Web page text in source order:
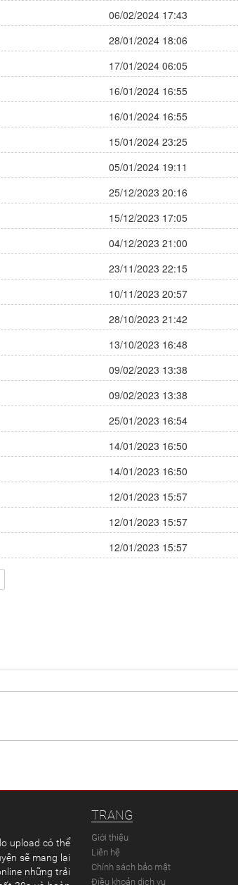
06/02/2024 17:43
28/01/2024 18:06
17/01/2024 06:05
16/01/2024 16:55
16/01/2024 16:55
15/01/2024 23:25
05/01/2024 19:11
25/12/2023 20:16
15/12/2023 17:05
04/12/2023 21:00
23/11/2023 22:15
10/11/2023 20:57
28/10/2023 21:42
13/10/2023 16:48
09/02/2023 13:38
09/02/2023 13:38
25/01/2023 16:54
14/01/2023 16:50
14/01/2023 16:50
12/01/2023 15:57
12/01/2023 15:57
12/01/2023 15:57
upload có thể
sẽ mang lại
những trải
TRANG
Giới thiệu
Liên hệ
Chính sách bảo mật
Điều khoản dịch vụ